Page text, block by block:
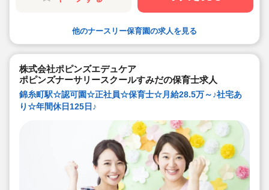
他のナースリー保育園の求人を見る
株式会社ポピンズエデュケア
ポピンズナーサリースクールすみだの保育士求人
錦糸町駅☆認可園☆正社員☆保育士☆月給28.5万～♪社宅あ
り☆年間休日125日♪